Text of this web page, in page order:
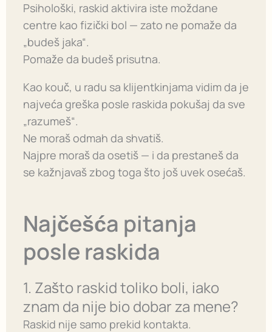
Psihološki, raskid aktivira iste moždane
centre kao fizički bol — zato ne pomaže da
„budeš jaka“.
Pomaže da budeš prisutna.
Kao kouč, u radu sa klijentkinjama vidim da je
najveća greška posle raskida pokušaj da sve
„razumeš“.
Ne moraš odmah da shvatiš.
Najpre moraš da osetiš — i da prestaneš da
se kažnjavaš zbog toga što još uvek osećaš.
Najčešća pitanja
posle raskida
1. Zašto raskid toliko boli, iako
znam da nije bio dobar za mene?
Raskid nije samo prekid kontakta.